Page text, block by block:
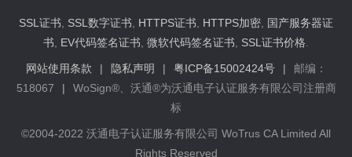
SSL证书, SSL数字证书, HTTPS证书, HTTPS加密, 国产服务器证
书, EV代码签名证书, 微软代码签名证书, SSL证书价格.
网站使用条款 | 隐私声明 | 粤ICP备15002424号 |
邮编：
518067
|
WoSign®、沃通®为沃通电子认证服务有限公司注册商
标
©2004-2022 沃通电子认证服务有限公司 WoTrus CA Limited All
Rights Reserved